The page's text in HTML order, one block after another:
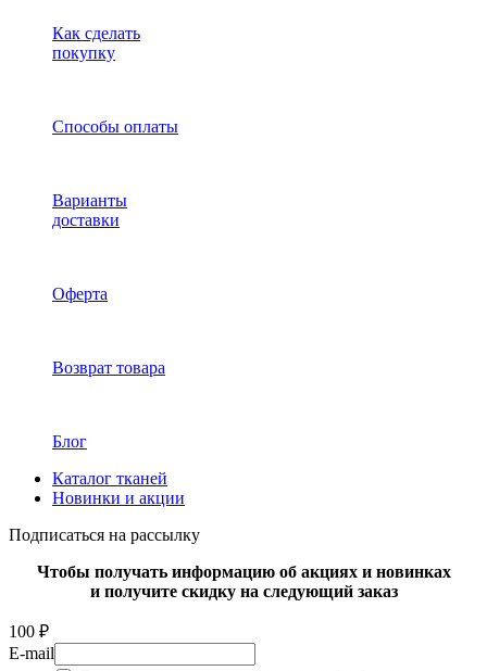
Как сделать
покупку
Способы оплаты
Варианты
доставки
Оферта
Возврат товара
Блог
Каталог тканей
Новинки и акции
Подписаться на рассылку
Чтобы получать информацию об акциях и новинках
и получите скидку на следующий заказ
100 ₽
E-mail